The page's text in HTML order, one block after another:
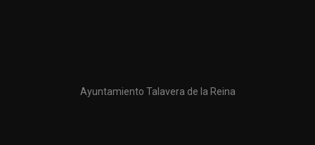
Ayuntamiento Talavera de la Reina